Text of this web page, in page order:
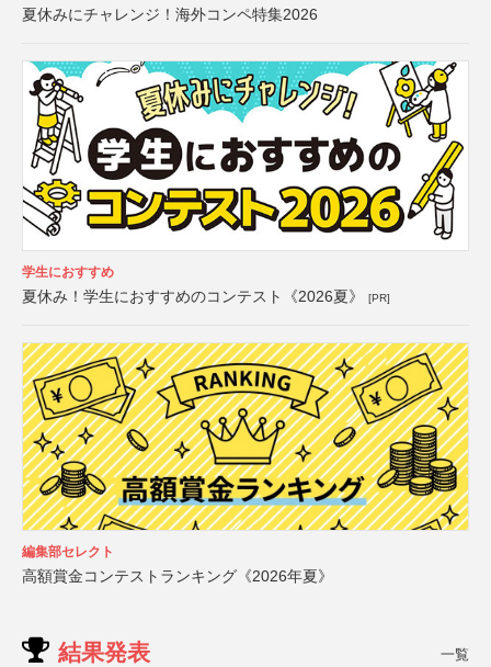
夏休みにチャレンジ！海外コンペ特集2026
学生におすすめ
夏休み！学生におすすめのコンテスト《2026夏》 [PR]
編集部セレクト
高額賞金コンテストランキング《2026年夏》
結果発表 一覧